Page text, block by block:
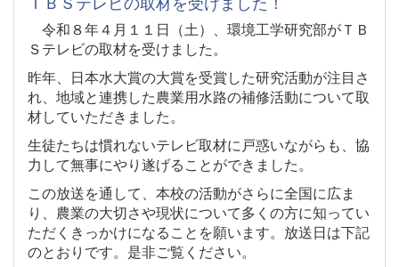
令和８年４月１１日（土）、環境工学研究部がＴＢ
Ｓテレビの取材を受けました。
昨年、日本水大賞の大賞を受賞した研究活動が注目さ
れ、地域と連携した農業用水路の補修活動について取
材していただきました。
生徒たちは慣れないテレビ取材に戸惑いながらも、協
力して無事にやり遂げることができました。
この放送を通して、本校の活動がさらに全国に広ま
り、農業の大切さや現状について多くの方に知ってい
ただくきっかけになることを願います。放送日は下記
のとおりです。是非ご覧ください。